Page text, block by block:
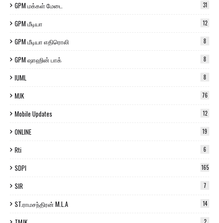
GPM மக்கள் மேடை 31
GPM மீடியா 12
GPM மீடியா எதிரொலி 8
GPM ஷாஹின் பாக் 8
IUML 8
MJK 76
Mobile Updates 12
ONLINE 19
Rti 6
SDPI 165
SIR 7
ST.ராமசந்திரன் M.L.A 14